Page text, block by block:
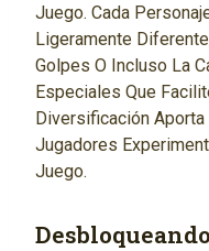
Juego. Cada
Ligeramente
Golpes O Incluso La
Especiales Que
Diversificación
Jugadores
Juego.